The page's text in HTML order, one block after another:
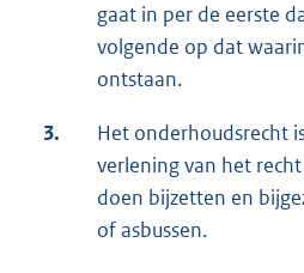
gaat in per de eerste
volgende op dat
ontstaan.
3.
Het onderhoudsrecht
verlening van het
doen bijzetten en
of asbussen.